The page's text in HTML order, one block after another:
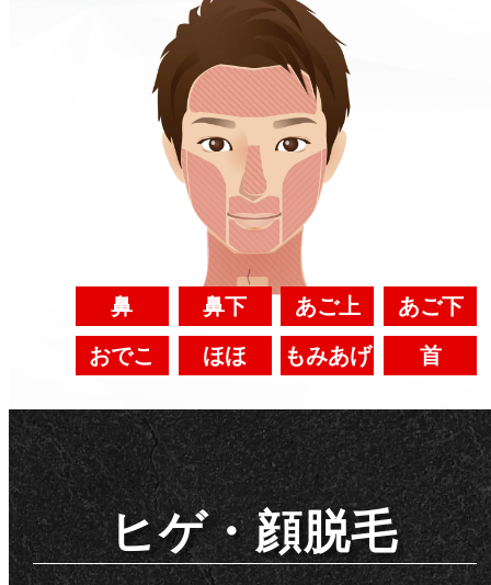
鼻 鼻下 あご上 あご下
おでこ ほほ もみあげ 首
ヒゲ・顔脱毛